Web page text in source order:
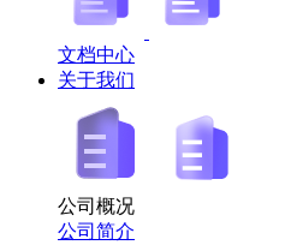
文档中心
关于我们
公司概况
公司简介